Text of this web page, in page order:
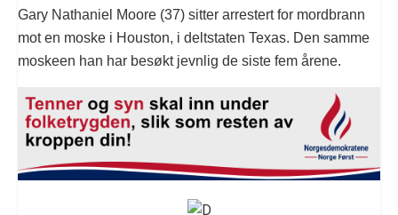
Gary Nathaniel Moore (37) sitter arrestert for mordbrann
mot en moske i Houston, i deltstaten Texas. Den samme
moskeen han har besøkt jevnlig de siste fem årene.